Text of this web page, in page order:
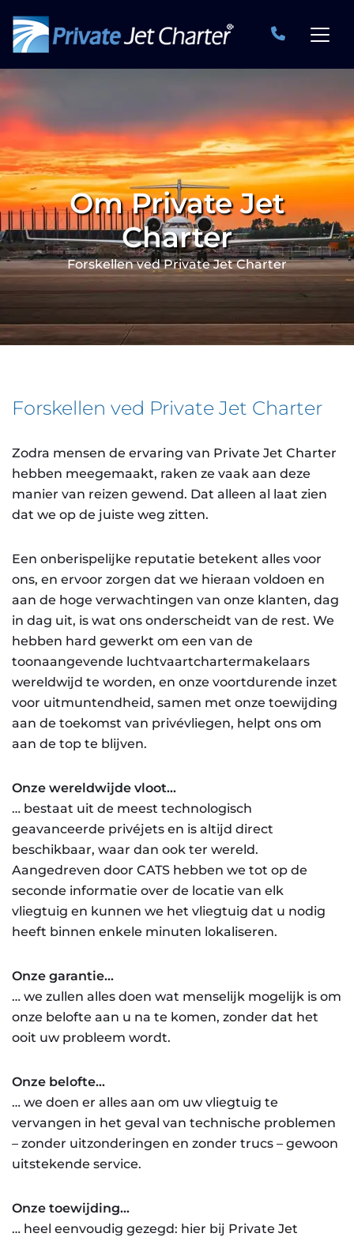
Om Private Jet
Charter
Forskellen ved Private Jet Charter
Forskellen ved Private Jet Charter
Zodra mensen de ervaring van Private Jet Charter
hebben meegemaakt, raken ze vaak aan deze
manier van reizen gewend. Dat alleen al laat zien
dat we op de juiste weg zitten.
Een onberispelijke reputatie betekent alles voor
ons, en ervoor zorgen dat we hieraan voldoen en
aan de hoge verwachtingen van onze klanten, dag
in dag uit, is wat ons onderscheidt van de rest. We
hebben hard gewerkt om een van de
toonaangevende luchtvaartchartermakelaars
wereldwijd te worden, en onze voortdurende inzet
voor uitmuntendheid, samen met onze toewijding
aan de toekomst van privévliegen, helpt ons om
aan de top te blijven.
Onze wereldwijde vloot…
… bestaat uit de meest technologisch
geavanceerde privéjets en is altijd direct
beschikbaar, waar dan ook ter wereld.
Aangedreven door CATS hebben we tot op de
seconde informatie over de locatie van elk
vliegtuig en kunnen we het vliegtuig dat u nodig
heeft binnen enkele minuten lokaliseren.
Onze garantie…
… we zullen alles doen wat menselijk mogelijk is om
onze belofte aan u na te komen, zonder dat het
ooit uw probleem wordt.
Onze belofte…
… we doen er alles aan om uw vliegtuig te
vervangen in het geval van technische problemen
– zonder uitzonderingen en zonder trucs – gewoon
uitstekende service.
Onze toewijding…
… heel eenvoudig gezegd: hier bij Private Jet